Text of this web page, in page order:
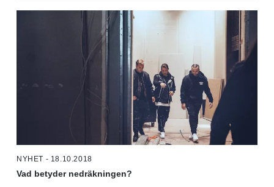
NYHET - 18.10.2018
Vad betyder nedräkningen?